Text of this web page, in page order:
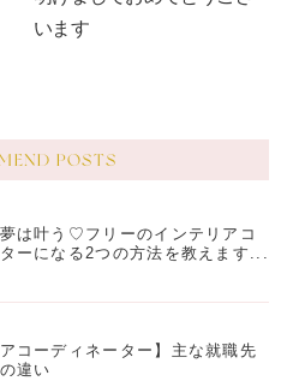
います
POSTS
夢は叶う♡フリーのインテリアコ
ーになる2つの方法を教えます...
アコーディネーター】主な就職先
違い